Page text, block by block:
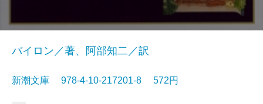
バイロン／著、阿部知二／訳
新潮文庫 978-4-10-217201-8 572円